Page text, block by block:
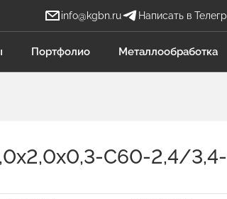
info@kgbn.ru Написать в
БН Бова Наталья
Отдел продаж
СВ Садков
Портфолио Металлообработка
С60-2,4/